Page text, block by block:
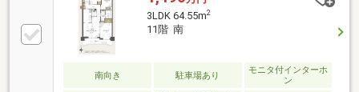
3LDK 64.55m2
11階 南
南向き 駐車場あり
モニタ付インターホ
ン